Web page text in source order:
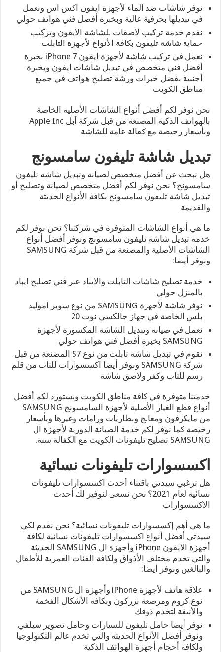
نوفر شاشات ضد الماء لأجهزة ايفون اكس اس ونعمل
في تبديلها بحرفية عالية وبخبرة أفضل فني هواتف حولي
نقدم خدمة تركيب لاصقات للشاشة الايفون وتركيب
حماية شاشة تليفون بكافة الأنواع لأجهزة التابلت
نعمل في تركيب شاشة لأجهزة ايفون 7 iPhone بخبرة
أفضل فني متخصص في تبديل شاشات ايفون وبخبرة
أجنبية بفضل خبرات ورشة تصليح هواتف في جميع
مناطق الكويت
نحن نوفر لكم أفضل أنواع الشاشات الأصلية الخاصة
بالهواتف الذكية المصنعة من قبل شركة آبل Apple Inc
وبأسعار رخيصة مع كفالة عامة للشاشة
تبديل شاشة تليفون سامسونج
هل تبحث عن أفضل متخصص لصيانة وتبديل شاشة تليفون
سامسونج؟ نحن نوفر لكم أفضل متخصص لصيانة وتصليح أو
تبديل شاشة تليفون سامسونج بكافة الأنواع الحديثة
والقديمة
ما هي أنواع الشاشات المتوفرة في شركتنا؟ نحن نوفر لكم
خدمة تبديل شاشة تليفون سامسونج ونوفر أفضل أنواع
الشاشات الأصلية والمصنعة من قبل شركة SAMSUNG
ونوفر أيضا:
خدمة تصليح شاشات التابلت والايباد عبر فني تصليح ايباد
بالمنزل حولي
نوفر شاشة لأجهزة SAMSUNG من نوع سوبر اموليد
بلس الخاصة في جهاز جالكسي نوت 20
نعمل في صيانة وتبديل الشاشة المكسورة لأجهزة
SAMSUNG بخبرة أفضل فني هواتف حولي
نقوم في تبديل شاشة تابلت من نوع S7 المصنعة من قبل
شركة SAMSUNG ونوفر أيضا اكسسوارات للتاب من قلم
رسم للتاب وكفر ولاصق شاشة
خدمتنا متوفرة في كافة مناطق الكويت ونستورد لكم أفضل
أنواع قطع الغيار الأصلية لأجهزة السامسونج SAMSUNG
من مايكرفون ومعالج وبطاريات ورامات وغيرها وبأسعار
رخيصة كما نوفر لكم خدمة الصيانة الدورية لأجهزة ال
SAMSUNG تصليح تليفونات الكويت مع الكفالة سنة.
اكسسوارات تليفونات نسائية
هل ترغبي سيدتي باقتناء أحدث اكسسوارات تليفونات
نسائية لعام 2021؟ نحن نسعى لنوفير لك أحدث
الاكسسوارات
ما هي أهم إكسسوارات تليفونات نسائية؟ نحن نقدم لكي
سيدتي أفضل أنواع اكسسوارات تليفونات نسائية لكافة
أجهزة الايفون iPhone وأجهزة ال SAMSUNG الحديثة
والتي تخدم مختلف الأذواق ولكافة الفئات العمرية للأطفال
والبالغين ونوفر أيضا:
علاقة هاتف لأجهزة iPhone وأجهزة ال SAMSUNG من
نوع كروم ومرصعة بزركون وبكافة الأشكال الفخمة
والأنيقة لتخدم ذوقك
نوفر أيضا حامل تليفون للسيارات وحامل تصوير سيلفي
ونوفر أفضل الأنواع الحديثة والتي تخدم عالم التكنولوجيا
ولكافة أحجام أجهزة الهواتف الذكية